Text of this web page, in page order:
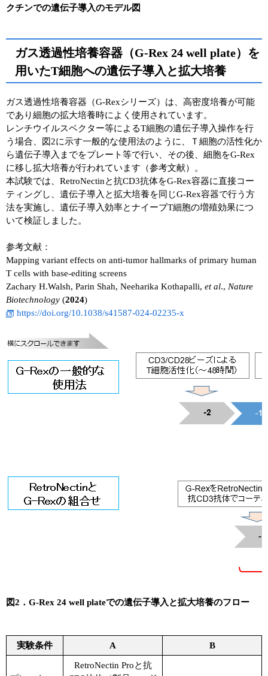
クチンでの遺伝子導入のモデル図
ガス透過性培養容器（G-Rex 24 well plate）を
用いたT細胞への遺伝子導入と拡大培養
ガス透過性培養容器（G-Rexシリーズ）は、高密度培養が可能
であり細胞の拡大培養時によく使用されています。
レンチウイルスベクター等によるT細胞の遺伝子導入操作を行
う場合、図2に示す一般的な使用法のように、Ｔ細胞の活性化か
ら遺伝子導入までをプレート等で行い、その後、細胞をG-Rex
に移し拡大培養が行われています（参考文献）。
本試験では、RetroNectinと抗CD3抗体をG-Rex容器に直接コー
ティングし、遺伝子導入と拡大培養を同じG-Rex容器で行う方
法を実施し、遺伝子導入効率とナイーブT細胞の増殖効果につ
いて検証しました。
参考文献：
Mapping variant effects on anti-tumor hallmarks of primary human
T cells with base-editing screens
Zachary H.Walsh, Parin Shah, Neeharika Kothapalli, et al., Nature
Biotechnology (2024)
https://doi.org/10.1038/s41587-024-02235-x
図2．G-Rex 24 well plateでの遺伝子導入と拡大培養のフロー
実験条件 A B
RetroNectin Proと抗